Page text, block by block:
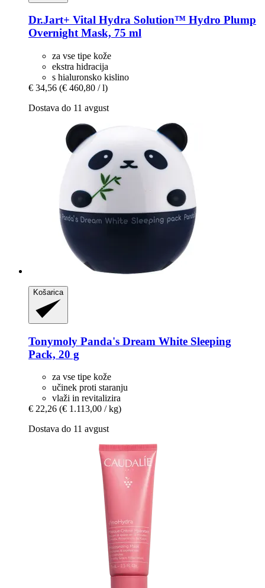
Dr.Jart+ Vital Hydra Solution™ Hydro Plump
Overnight Mask, 75 ml
za vse tipe kože
ekstra hidracija
s hialuronsko kislino
€ 34,56 (€ 460,80 / l)
Dostava do 11 avgust
Košarica
Tonymoly Panda's Dream White Sleeping
Pack, 20 g
za vse tipe kože
učinek proti staranju
vlaži in revitalizira
€ 22,26 (€ 1.113,00 / kg)
Dostava do 11 avgust